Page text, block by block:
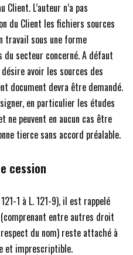
L’auteur n’a pas
du Client les fichiers sources
travail sous une forme
secteur concerné. A défaut
avoir les sources des
document devra être demandé.
en particulier les études
ne peuvent en aucun cas être
tierce sans accord préalable.
cession
1 à L. 121-9), il est rappelé
entre autres droit
du nom) reste attaché à
et imprescriptible.